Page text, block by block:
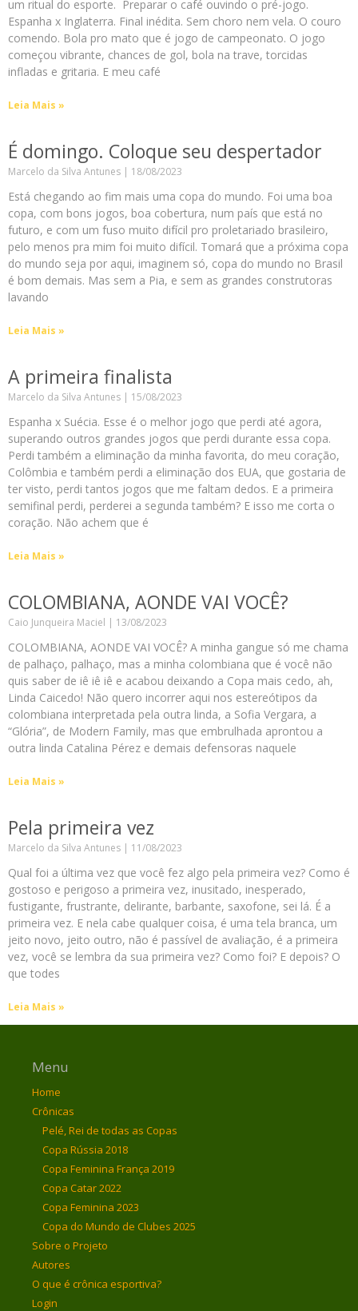
um ritual do esporte. Preparar o café ouvindo o pré-jogo.
Espanha x Inglaterra. Final inédita. Sem choro nem vela. O couro
comendo. Bola pro mato que é jogo de campeonato. O jogo
começou vibrante, chances de gol, bola na trave, torcidas
infladas e gritaria. E meu café
Leia Mais »
É domingo. Coloque seu despertador
Marcelo da Silva Antunes 18/08/2023
Está chegando ao fim mais uma copa do mundo. Foi uma boa
copa, com bons jogos, boa cobertura, num país que está no
futuro, e com um fuso muito difícil pro proletariado brasileiro,
pelo menos pra mim foi muito difícil. Tomará que a próxima copa
do mundo seja por aqui, imaginem só, copa do mundo no Brasil
é bom demais. Mas sem a Pia, e sem as grandes construtoras
lavando
Leia Mais »
A primeira finalista
Marcelo da Silva Antunes 15/08/2023
Espanha x Suécia. Esse é o melhor jogo que perdi até agora,
superando outros grandes jogos que perdi durante essa copa.
Perdi também a eliminação da minha favorita, do meu coração,
Colômbia e também perdi a eliminação dos EUA, que gostaria de
ter visto, perdi tantos jogos que me faltam dedos. E a primeira
semifinal perdi, perderei a segunda também? E isso me corta o
coração. Não achem que é
Leia Mais »
COLOMBIANA, AONDE VAI VOCÊ?
Caio Junqueira Maciel 13/08/2023
COLOMBIANA, AONDE VAI VOCÊ? A minha gangue só me chama
de palhaço, palhaço, mas a minha colombiana que é você não
quis saber de iê iê iê e acabou deixando a Copa mais cedo, ah,
Linda Caicedo! Não quero incorrer aqui nos estereótipos da
colombiana interpretada pela outra linda, a Sofia Vergara, a
“Glória”, de Modern Family, mas que embrulhada aprontou a
outra linda Catalina Pérez e demais defensoras naquele
Leia Mais »
Pela primeira vez
Marcelo da Silva Antunes 11/08/2023
Qual foi a última vez que você fez algo pela primeira vez? Como é
gostoso e perigoso a primeira vez, inusitado, inesperado,
fustigante, frustrante, delirante, barbante, saxofone, sei lá. É a
primeira vez. E nela cabe qualquer coisa, é uma tela branca, um
jeito novo, jeito outro, não é passível de avaliação, é a primeira
vez, você se lembra da sua primeira vez? Como foi? E depois? O
que todes
Leia Mais »
Menu
Home
Crônicas
Pelé, Rei de todas as Copas
Copa Rússia 2018
Copa Feminina França 2019
Copa Catar 2022
Copa Feminina 2023
Copa do Mundo de Clubes 2025
Sobre o Projeto
Autores
O que é crônica esportiva?
Login